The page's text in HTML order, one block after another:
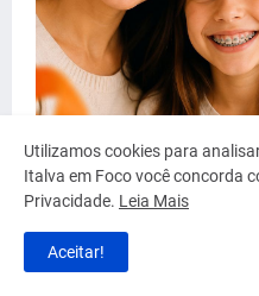
Utilizamos cookies para
Italva em Foco você concorda
Privacidade. Leia Mais
Aceitar!